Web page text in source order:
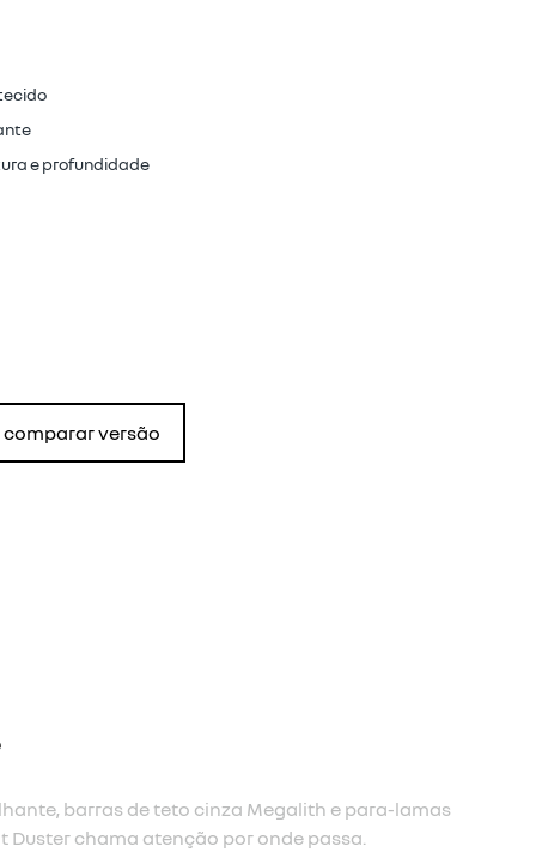
e profundidade
comparar versão
torná-lo marcante, e novas rodas Tergan de 17”
ainda mais a imponência do Renault Duster.